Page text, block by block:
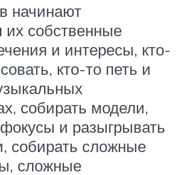
начинают
их собственные
и интересы, кто-
кто-то петь и
собирать модели,
и разыгрывать
собирать сложные
сложные